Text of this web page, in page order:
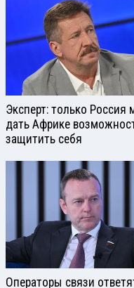
Эксперт: только Россия
дать Африке
защитить себя
Операторы связи